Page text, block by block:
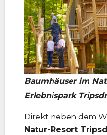
Baumhäuser im
Erlebnispark
Direkt neben dem
Natur-Resort